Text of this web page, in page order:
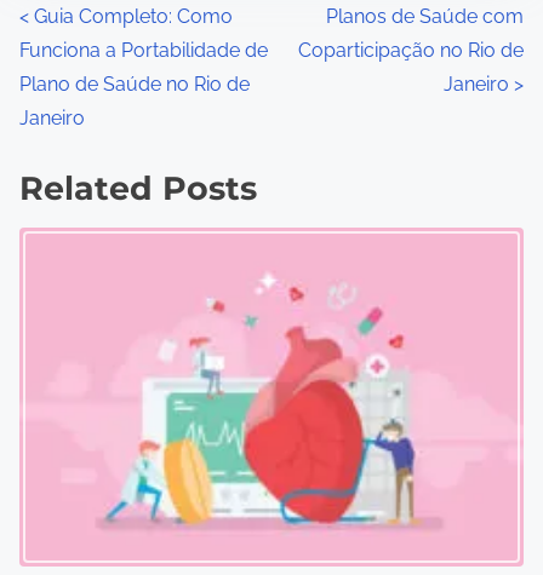
P
o
s
t
t
< Guia Completo: Como
Funciona a Portabilidade de
Plano de Saúde no Rio de
Janeiro
Planos de Saúde com
Coparticipação no Rio de
Janeiro >
Related Posts